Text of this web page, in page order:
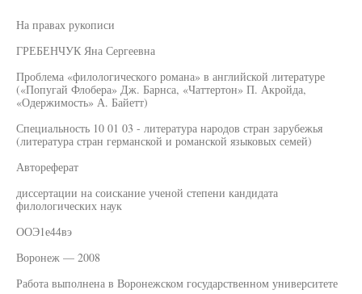
На правах рукописи
ГРЕБЕНЧУК Яна Сергеевна
Проблема «филологического романа» в английской литературе
(«Попугай Флобера» Дж. Барнса, «Чаттертон» П. Акройда,
«Одержимость» А. Байетт)
Специальность 10 01 03 - литература народов стран зарубежья
(литература стран германской и романской языковых семей)
Автореферат
диссертации на соискание ученой степени кандидата
филологических наук
ООЭ1е44вэ
Воронеж — 2008
Работа выполнена в Воронежском государственном университете